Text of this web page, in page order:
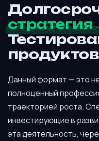
стратегия
Данный формат — это
полноценный
траекторией роста.
инвестирующие в
эта деятельность,